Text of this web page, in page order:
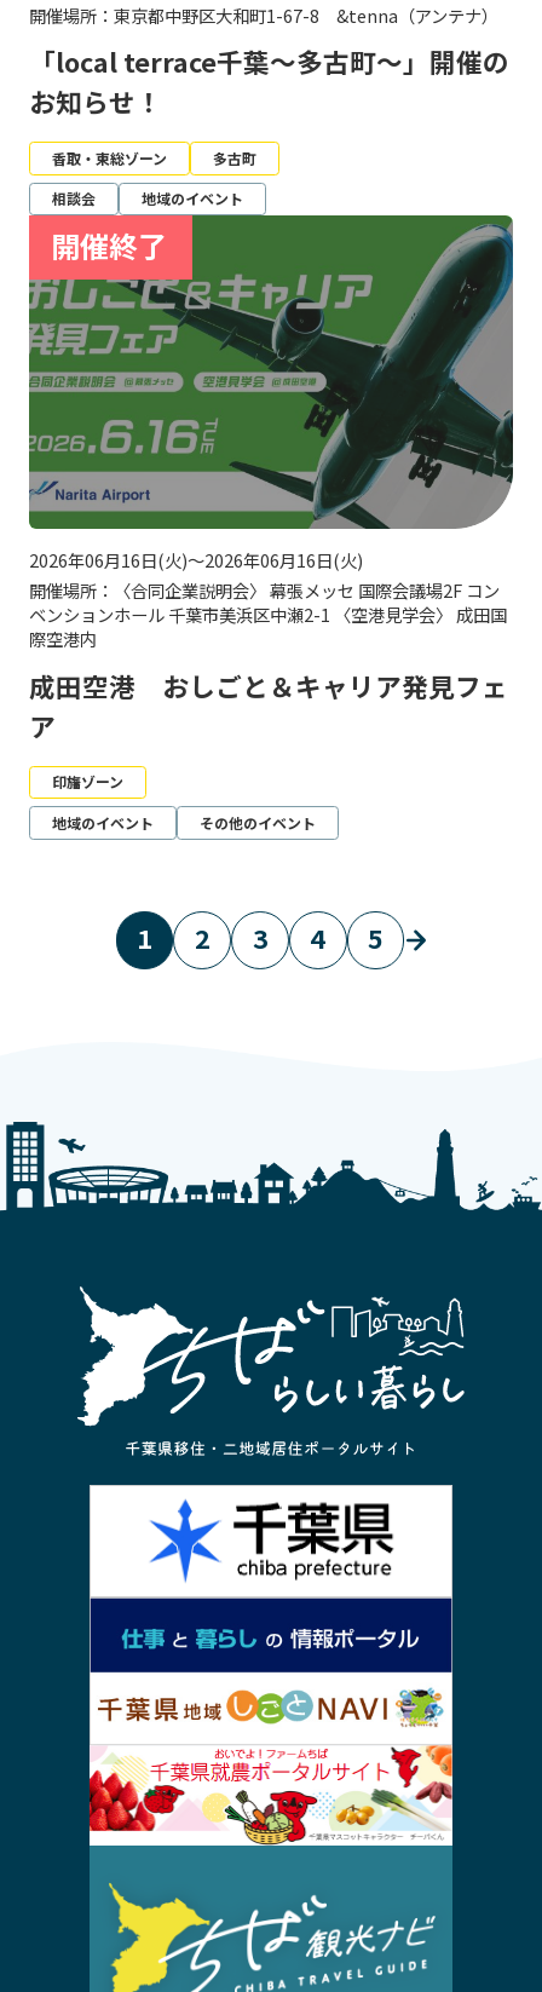
開催場所：東京都中野区大和町1-67-8 &tenna（アンテナ）
「local terrace千葉～多古町～」開催の
お知らせ！
香取・東総ゾーン
多古町
相談会
地域のイベント
2026年06月16日(火)～2026年06月16日(火)
開催場所：〈合同企業説明会〉 幕張メッセ 国際会議場2F コン
ベンションホール 千葉市美浜区中瀬2-1 〈空港見学会〉 成田国
際空港内
成田空港 おしごと＆キャリア発見フェ
ア
印旛ゾーン
地域のイベント
その他のイベント
1 2 3 4 5